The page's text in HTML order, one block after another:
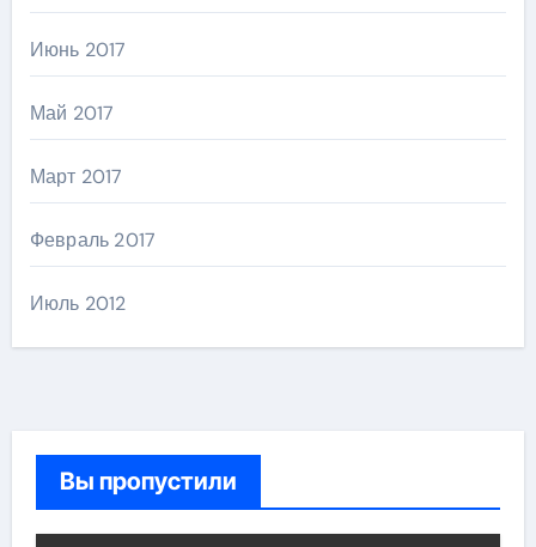
Июнь 2017
Май 2017
Март 2017
Февраль 2017
Июль 2012
Вы пропустили